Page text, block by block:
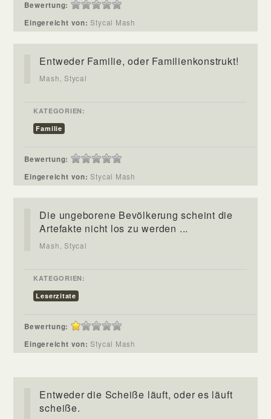
Bewertung:
Eingereicht von:Stycal Mash
Entweder Familie, oder Familienkonstrukt!
Mash, Stycal
KATEGORIEN:
Familie
Bewertung:
Eingereicht von:Stycal Mash
Die ungeborene Bevölkerung scheint die
Artefakte nicht los zu werden ...
Mash, Stycal
KATEGORIEN:
Leserzitate
Bewertung:
Eingereicht von:Stycal Mash
Entweder die Scheiße läuft, oder es läuft
scheiße.